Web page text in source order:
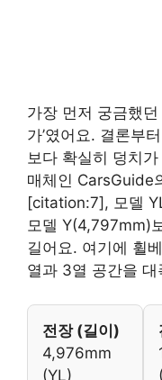
가장 먼저 궁금했
가’였어요. 결론부
보다 확실히 덩치
매체인 CarsGuide
[citation:7], 모델
모델 Y(4,797mm)
길어요. 여기에 휠
열과 3열 공간을
전장 (길이)
4,976mm
(YL)